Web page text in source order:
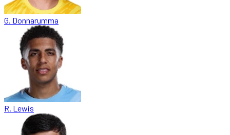
G. Donnarumma
R. Lewis